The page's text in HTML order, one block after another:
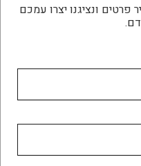
ונציגנו יצרו עמכם